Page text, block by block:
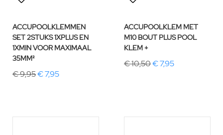
ACCUPOOLKLEMMEN
SET 2STUKS 1XPLUS EN
1XMIN VOOR MAXIMAAL
35MM²
€ 9,95€ 7,95
ACCUPOOLKLEM MET
M10 BOUT PLUS POOL
KLEM +
€ 10,50€ 7,95